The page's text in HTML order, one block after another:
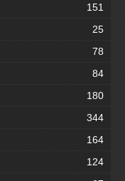
151
25
78
84
180
344
164
124